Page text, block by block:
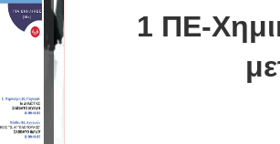
1 ΠΕ-